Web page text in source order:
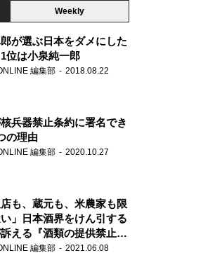
Weekly
が選ぶ日本をダメにした
位は小泉純一郎
編集部 2018.08.22
核兵器禁止条約に署名でき
の理由
編集部 2020.10.27
店も、蔵元も、米農家も限
」日本酒界をけん引する
える『酒類の提供禁止』
撃
編集部 2021.06.08